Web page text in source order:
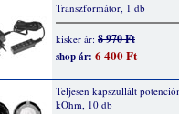
Transzformátor, 1 db
kisker ár: 8 970 Ft
shop ár: 6 400 Ft
Teljesen kapszullált
kOhm, 10 db